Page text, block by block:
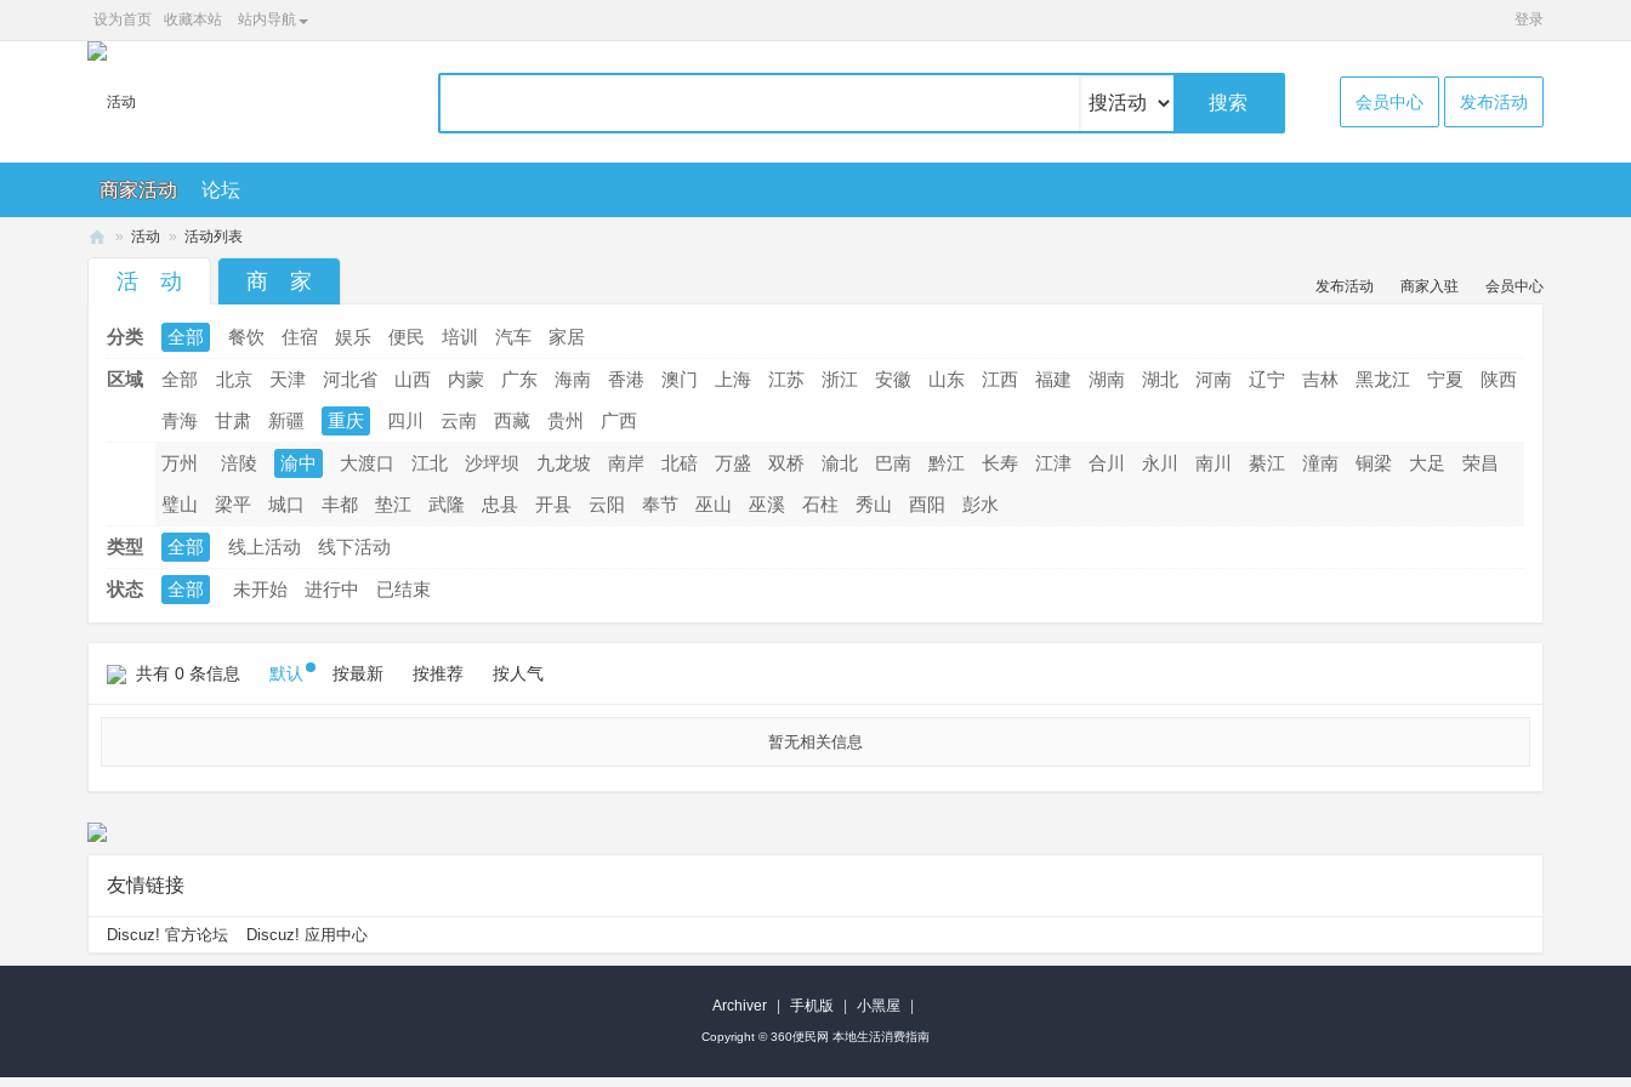
设为首页 收藏本站 站内导航 登录
搜索 会员中心 发布活动
商家活动 论坛
» 活动 » 活动列表
活 动 商 家 发布活动 商家入驻 会员中心
分类 全部 餐饮 住宿 娱乐 便民 培训 汽车 家居
区域 全部 北京 天津 河北省 山西 内蒙 广东 海南 香港 澳门 上海 江苏 浙江 安徽 山东 江西 福建 湖南 湖北 河南 辽宁 吉林 黑龙江 宁夏
陕西
青海
甘肃 新疆 重庆 四川 云南 西藏 贵州 广西
万州 涪陵 渝中 大渡口 江北 沙坪坝 九龙坡 南岸 北碚 万盛 双桥 渝北 巴南 黔江 长寿 江津 合川 永川 南川 綦江 潼南 铜梁 大足
荣昌
璧山
梁平 城口 丰都 垫江 武隆 忠县 开县 云阳 奉节 巫山 巫溪 石柱 秀山 酉阳 彭水
类型 全部 线上活动 线下活动
状态 全部 未开始 进行中 已结束
共有 0 条信息 默认 按最新 按推荐 按人气
暂无相关信息
友情链接
Discuz! 官方论坛 Discuz! 应用中心
Archiver 手机版 小黑屋
Copyright ©360便民网 本地生活消费指南